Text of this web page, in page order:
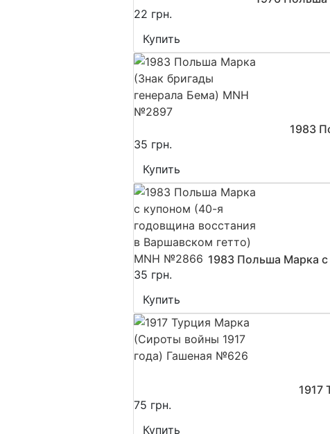
22 грн.
Купить
1983
35 грн.
Купить
1983 Польша Марка
35 грн.
Купить
1917
75 грн.
Купить